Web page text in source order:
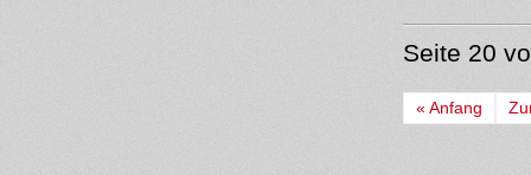
Seite 20
« Anfang